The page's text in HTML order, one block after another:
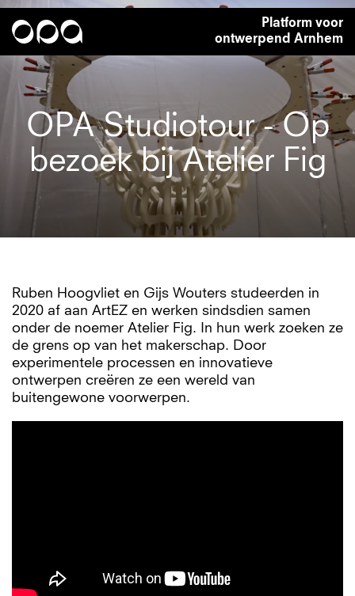
Overslaan
en
inhoud
gaan
Platform voor
ontwerpend Arnhem
OPA Studiotour - Op
bezoek bij Atelier Fig
Ruben Hoogvliet en Gijs Wouters studeerden in
2020 af aan ArtEZ en werken sindsdien samen
onder de noemer Atelier Fig. In hun werk zoeken ze
de grens op van het makerschap. Door
experimentele processen en innovatieve
ontwerpen creëren ze een wereld van
buitengewone voorwerpen.